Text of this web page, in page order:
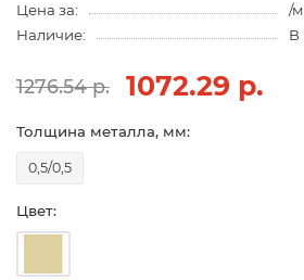
Цена за:
/
Наличие:
В
1276.54 р. 1072.29 р.
Толщина металла, мм:
0,5/0,5
Цвет: